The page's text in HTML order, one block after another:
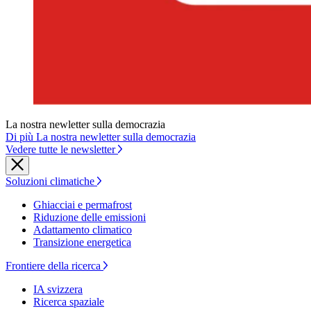
La nostra newletter sulla democrazia
Di più La nostra newletter sulla democrazia
Vedere tutte le newsletter
Soluzioni climatiche
Ghiacciai e permafrost
Riduzione delle emissioni
Adattamento climatico
Transizione energetica
Frontiere della ricerca
IA svizzera
Ricerca spaziale